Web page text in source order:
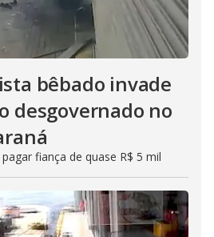
bêbado invade
desgovernado no
fiança de quase R$ 5 mil